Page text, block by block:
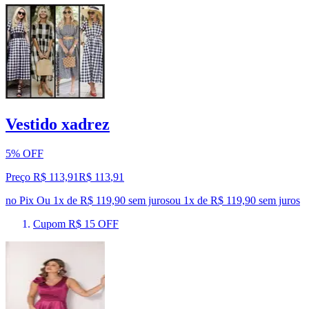
Vestido xadrez
5% OFF
Preço R$ 113,91R$ 113,91
no Pix Ou 1x de R$ 119,90 sem jurosou 1x de R$ 119,90 sem juros
Cupom R$ 15 OFF